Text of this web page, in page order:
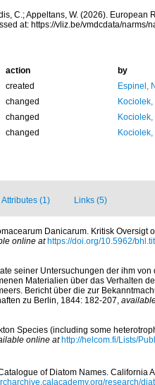
C.; Appeltans, W. (2026). European
at: https://vliz.be/vmdcdata/narms/
action
by
created
Espinel,
changed
changed
changed
Attributes (1) Links (5)
Danicarum. Kritisk Oversigt
online at https://doi.org/10.5962/
seiner Untersuchungen der ihm
Materialien über das Verhalten
Bericht über die zur
zu Berlin, 1844: 182-207,
Species (including some
online at http://helcom.fi/Lists/
of Diatom Names. California
research/